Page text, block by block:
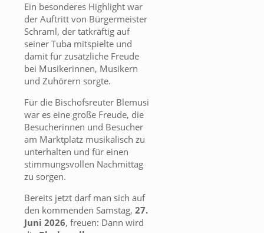
Ein besonderes Highlight war
der Auftritt von Bürgermeister
Schraml, der tatkräftig auf
seiner Tuba mitspielte und
damit für zusätzliche Freude
bei Musikerinnen, Musikern
und Zuhörern sorgte.
Für die Bischofsreuter Blemusi
war es eine große Freude, die
Besucherinnen und Besucher
am Marktplatz musikalisch zu
unterhalten und für einen
stimmungsvollen Nachmittag
zu sorgen.
Bereits jetzt darf man sich auf
den kommenden Samstag, 27.
Juni 2026, freuen: Dann wird